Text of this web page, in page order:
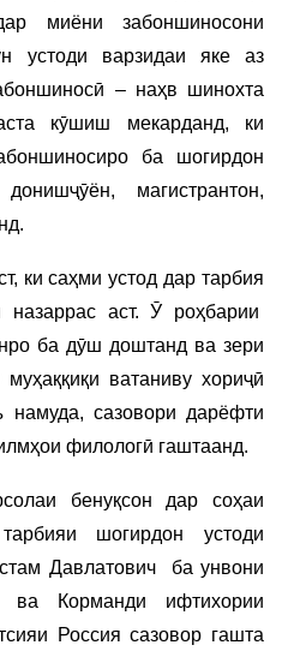
миёни забоншиносони
устоди варзидаи яке аз
– наҳв шинохта
кӯшиш мекарданд, ки
ба шогирдон
магистрантон,
ки саҳми устод дар тарбия
аст. Ӯ роҳбарии
ба дӯш доштанд ва зери
ватаниву хориҷӣ
сазовори дарёфти
филологӣ гаштаанд.
бенуқсон дар соҳаи
шогирдон устоди
Давлатович ба унвони
Корманди ифтихории
Россия сазовор гашта